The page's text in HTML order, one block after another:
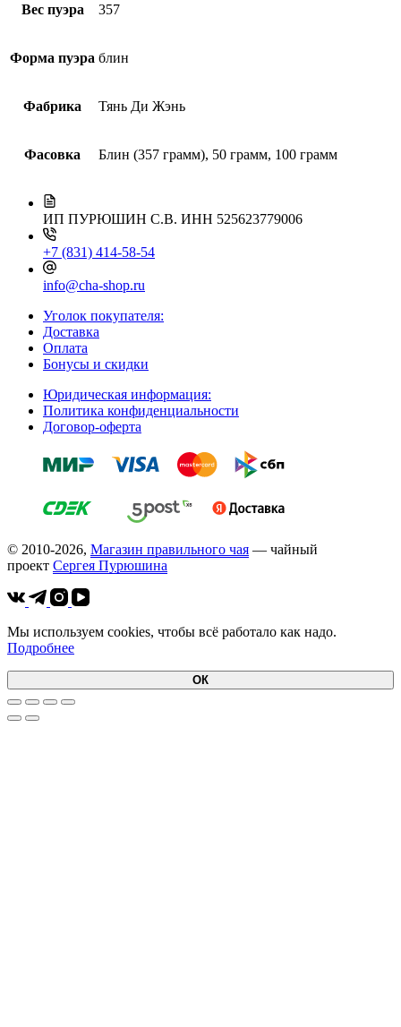
Вес пуэра 357
Форма пуэра блин
Фабрика Тянь Ди Жэнь
Фасовка Блин (357 грамм), 50 грамм, 100 грамм
ИП ПУРЮШИН С.В. ИНН 525623779006
+7 (831) 414-58-54
info@cha-shop.ru
Уголок покупателя:
Доставка
Оплата
Бонусы и скидки
Юридическая информация:
Политика конфиденциальности
Договор-оферта
© 2010-2026, Магазин правильного чая — чайный
проект Cергея Пурюшина
Мы используем cookies, чтобы всё работало как надо.
Подробнее
ОК